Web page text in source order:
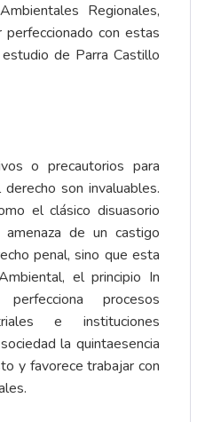
Regionales,
con estas
de Parra Castillo
o precautorios para
son invaluables.
el clásico disuasorio
de un castigo
penal, sino que esta
el principio In
procesos
e instituciones
la quintaesencia
y favorece trabajar con